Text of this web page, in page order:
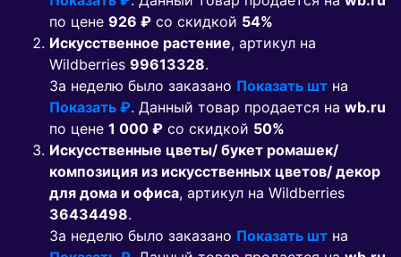
по цене 926 ₽ co скидкой 54%
Искусственное растение, артикул на
Wildberries 99613328.
За неделю было заказано Показать шт на
Показать ₽. Данный товар продается на wb.ru
по цене 1 000 ₽ co скидкой 50%
Искусственные цветы/ букет ромашек/
композиция из искусственных цветов/ декор
для дома и офиса, артикул на Wildberries
36434498.
За неделю было заказано Показать шт на